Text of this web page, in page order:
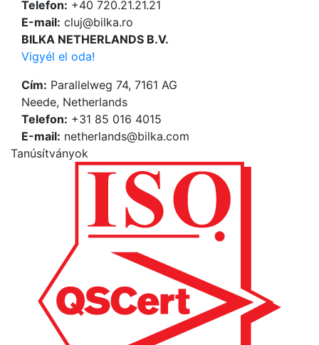
Telefon: +40 720.21.21.21
Е-mail: cluj@bilka.ro
BILKA NETHERLANDS B.V.
Vigyél el oda!
Cím: Parallelweg 74, 7161 AG
Neede, Netherlands
Telefon: +31 85 016 4015
Е-mail: netherlands@bilka.com
Tanúsítványok